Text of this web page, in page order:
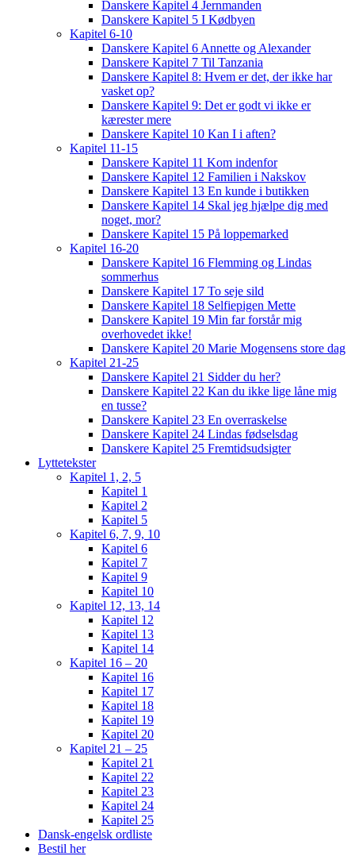
Danskere Kapitel 4 Jernmanden
Danskere Kapitel 5 I Kødbyen
Kapitel 6-10
Danskere Kapitel 6 Annette og Alexander
Danskere Kapitel 7 Til Tanzania
Danskere Kapitel 8: Hvem er det, der ikke har
vasket op?
Danskere Kapitel 9: Det er godt vi ikke er
kærester mere
Danskere Kapitel 10 Kan I i aften?
Kapitel 11-15
Danskere Kapitel 11 Kom indenfor
Danskere Kapitel 12 Familien i Nakskov
Danskere Kapitel 13 En kunde i butikken
Danskere Kapitel 14 Skal jeg hjælpe dig med
noget, mor?
Danskere Kapitel 15 På loppemarked
Kapitel 16-20
Danskere Kapitel 16 Flemming og Lindas
sommerhus
Danskere Kapitel 17 To seje sild
Danskere Kapitel 18 Selfiepigen Mette
Danskere Kapitel 19 Min far forstår mig
overhovedet ikke!
Danskere Kapitel 20 Marie Mogensens store dag
Kapitel 21-25
Danskere Kapitel 21 Sidder du her?
Danskere Kapitel 22 Kan du ikke lige låne mig
en tusse?
Danskere Kapitel 23 En overraskelse
Danskere Kapitel 24 Lindas fødselsdag
Danskere Kapitel 25 Fremtidsudsigter
Lyttetekster
Kapitel 1, 2, 5
Kapitel 1
Kapitel 2
Kapitel 5
Kapitel 6, 7, 9, 10
Kapitel 6
Kapitel 7
Kapitel 9
Kapitel 10
Kapitel 12, 13, 14
Kapitel 12
Kapitel 13
Kapitel 14
Kapitel 16 – 20
Kapitel 16
Kapitel 17
Kapitel 18
Kapitel 19
Kapitel 20
Kapitel 21 – 25
Kapitel 21
Kapitel 22
Kapitel 23
Kapitel 24
Kapitel 25
Dansk-engelsk ordliste
Bestil her